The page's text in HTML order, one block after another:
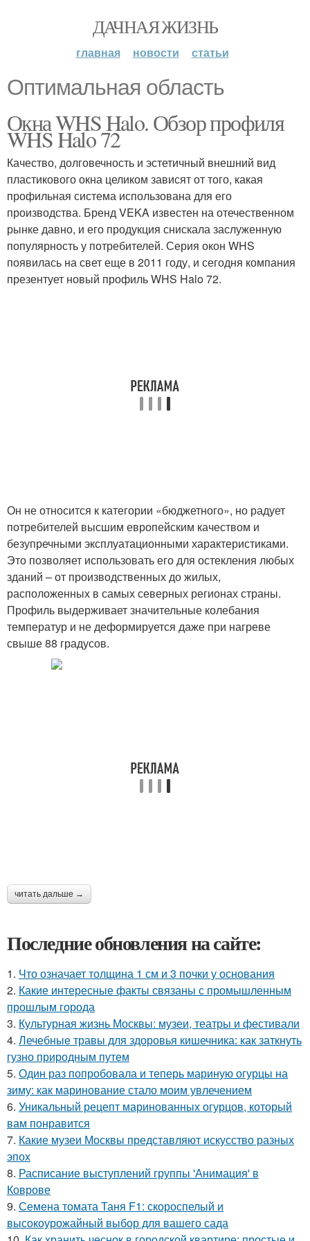
ДАЧНАЯ ЖИЗНЬ
главная новости статьи
Оптимальная область
Окна WHS Halo. Обзор профиля
WHS Halo 72
Качество, долговечность и эстетичный внешний вид
пластикового окна целиком зависят от того, какая
профильная система использована для его
производства. Бренд VEKA известен на отечественном
рынке давно, и его продукция снискала заслуженную
популярность у потребителей. Серия окон WHS
появилась на свет еще в 2011 году, и сегодня компания
презентует новый профиль WHS Halo 72.
Он не относится к категории «бюджетного», но радует
потребителей высшим европейским качеством и
безупречными эксплуатационными характеристиками.
Это позволяет использовать его для остекления любых
зданий – от производственных до жилых,
расположенных в самых северных регионах страны.
Профиль выдерживает значительные колебания
температур и не деформируется даже при нагреве
свыше 88 градусов.
читать дальше →
Последние обновления на сайте:
1. Что означает толщина 1 см и 3 почки у основания
2. Какие интересные факты связаны с промышленным
прошлым города
3. Культурная жизнь Москвы: музеи, театры и фестивали
4. Лечебные травы для здоровья кишечника: как заткнуть
гузно природным путем
5. Один раз попробовала и теперь мариную огурцы на
зиму: как маринование стало моим увлечением
6. Уникальный рецепт маринованных огурцов, который
вам понравится
7. Какие музеи Москвы представляют искусство разных
эпох
8. Расписание выступлений группы 'Анимация' в
Коврове
9. Семена томата Таня F1: скороспелый и
высокоурожайный выбор для вашего сада